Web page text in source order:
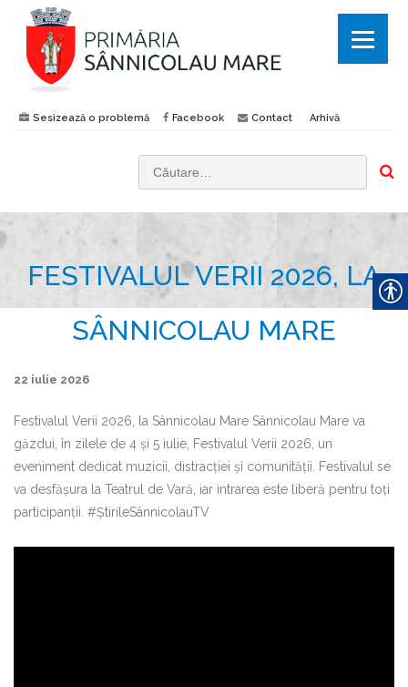
Sesizează o problemă Facebook Contact Arhivă
:
FESTIVALUL VERII 2026, LA
SÂNNICOLAU MARE
22 iulie 2026
Festivalul Verii 2026, la Sânnicolau Mare Sânnicolau Mare va
găzdui, în zilele de 4 și 5 iulie, Festivalul Verii 2026, un
eveniment dedicat muzicii, distracției și comunității. Festivalul se
va desfășura la Teatrul de Vară, iar intrarea este liberă pentru toți
participanții. #ȘtirileSânnicolauTV